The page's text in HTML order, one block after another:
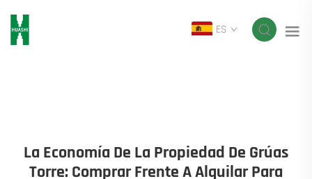
ES
La Economía De La Propiedad De Grúas
Torre: Comprar Frente A Alquilar Para